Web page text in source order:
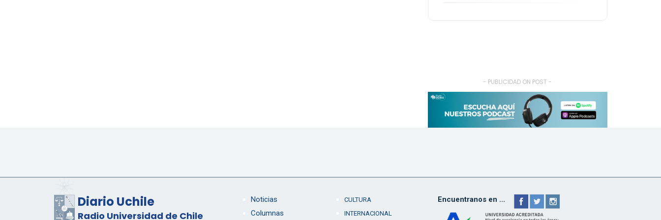
- PUBLICIDAD ON POST -
Diario Uchile
Radio Universidad de Chile
Noticias
Columnas
CULTURA
INTERNACIONAL
Encuentranos en ...